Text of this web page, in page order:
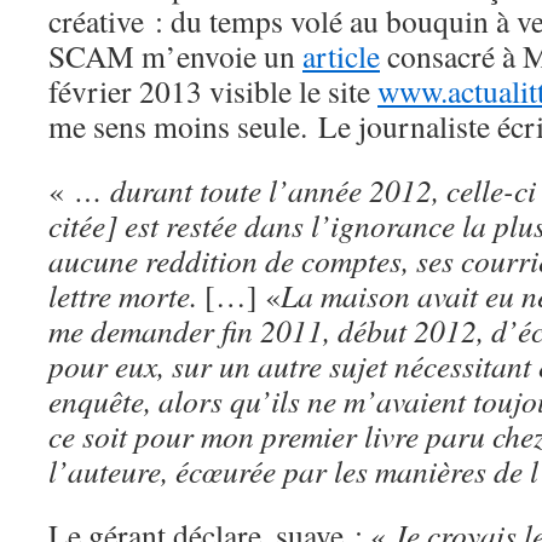
créative : du temps volé au bouquin à
SCAM m’envoie un articleconsacré à
février 2013 visible le site
me sens moins seule. Le journaliste
« … durant toute l’année 2012, celle-
citée] est restée dans l’ignorance la
aucune reddition de comptes, ses
lettre morte. […] «La maison avait eu
me demander fin 2011, début 2012,
pour eux, sur un autre sujet nécessitant
enquête, alors qu’ils ne m’avaient
ce soit pour mon premier livre paru
l’auteure, écœurée par les manières de